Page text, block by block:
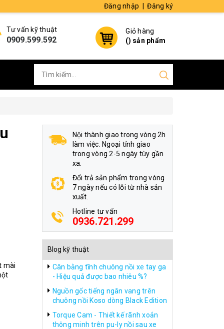
Đăng nhập Đăng ký
Tư vấn kỹ thuật
0909.599.592
Giỏ hàng
() sản phẩm
mài
Nội thành giao trong vòng 2h
làm việc. Ngoại tỉnh giao
trong vòng 2-5 ngày tùy gần
xa.
Đổi trả sản phẩm trong vòng
7 ngày nếu có lỗi từ nhà sản
xuất.
Hotline tư vấn
0936.721.299
Blog kỹ thuật
Cân bằng tĩnh chuông nồi xe tay ga
- Hiệu quả được bao nhiêu %?
Nguồn gốc tiếng ngân vang trên
chuông nồi Koso dòng Black Edition
Torque Cam - Thiết kế rãnh xoắn
thông minh trên pu-ly nồi sau xe